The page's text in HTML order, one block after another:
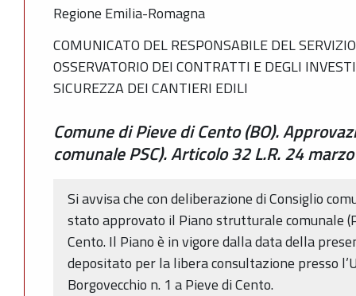
Regione Emilia-Romagna
COMUNICATO DEL RESPONSABILE DEL
OSSERVATORIO DEI CONTRATTI E DEGLI
SICUREZZA DEI CANTIERI EDILI
Comune di Pieve di Cento (BO).
comunale PSC). Articolo 32 L.R. 24
Si avvisa che con deliberazione di Consiglio
stato approvato il Piano strutturale comunale
Cento. Il Piano è in vigore dalla data della
depositato per la libera consultazione presso
Borgovecchio n. 1 a Pieve di Cento.